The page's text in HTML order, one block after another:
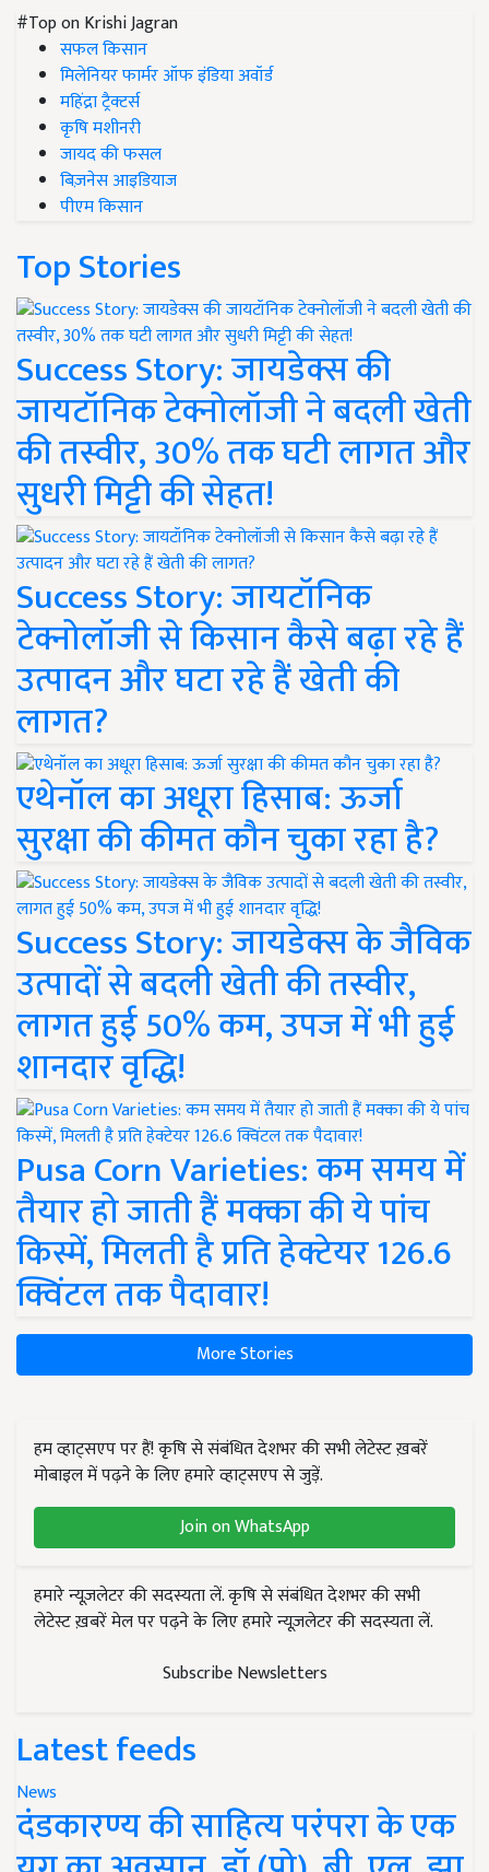
#Top on Krishi Jagran
सफल किसान
मिलेनियर फार्मर ऑफ इंडिया अवॉर्ड
महिंद्रा ट्रैक्टर्स
कृषि मशीनरी
जायद की फसल
बिज़नेस आइडियाज
पीएम किसान
Top Stories
Success Story: जायडेक्स की
जायटॉनिक टेक्नोलॉजी ने बदली खेती
की तस्वीर, 30% तक घटी लागत और
सुधरी मिट्टी की सेहत!
Success Story: जायटॉनिक
टेक्नोलॉजी से किसान कैसे बढ़ा रहे हैं
उत्पादन और घटा रहे हैं खेती की
लागत?
एथेनॉल का अधूरा हिसाब: ऊर्जा
सुरक्षा की कीमत कौन चुका रहा है?
Success Story: जायडेक्स के जैविक
उत्पादों से बदली खेती की तस्वीर,
लागत हुई 50% कम, उपज में भी हुई
शानदार वृद्धि!
Pusa Corn Varieties: कम समय में
तैयार हो जाती हैं मक्का की ये पांच
किस्में, मिलती है प्रति हेक्टेयर 126.6
क्विंटल तक पैदावार!
More Stories
हम व्हाट्सएप पर हैं! कृषि से संबंधित देशभर की सभी लेटेस्ट ख़बरें
मोबाइल में पढ़ने के लिए हमारे व्हाट्सएप से जुड़ें.
Join on WhatsApp
हमारे न्यूज़लेटर की सदस्यता लें. कृषि से संबंधित देशभर की सभी
लेटेस्ट ख़बरें मेल पर पढ़ने के लिए हमारे न्यूज़लेटर की सदस्यता लें.
Subscribe Newsletters
Latest feeds
News
दंडकारण्य की साहित्य परंपरा के एक